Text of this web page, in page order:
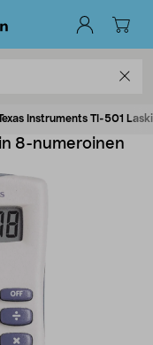
Instruments TI-501
8-numeroinen